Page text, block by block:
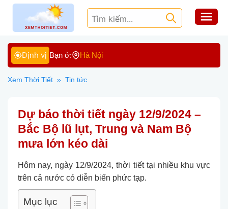
Định vị Bạn ở: Hà Nội
Xem Thời Tiết » Tin tức
Dự báo thời tiết ngày 12/9/2024 –
Bắc Bộ lũ lụt, Trung và Nam Bộ
mưa lớn kéo dài
Hôm nay, ngày 12/9/2024, thời tiết tại nhiều khu vực
trên cả nước có diễn biến phức tạp.
Mục lục